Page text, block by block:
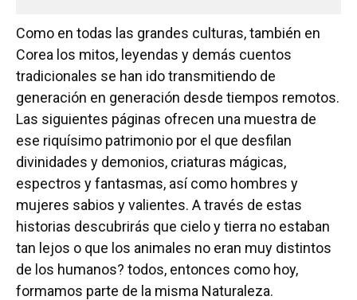
Como en todas las grandes culturas, también en
Corea los mitos, leyendas y demás cuentos
tradicionales se han ido transmitiendo de
generación en generación desde tiempos remotos.
Las siguientes páginas ofrecen una muestra de
ese riquísimo patrimonio por el que desfilan
divinidades y demonios, criaturas mágicas,
espectros y fantasmas, así como hombres y
mujeres sabios y valientes. A través de estas
historias descubrirás que cielo y tierra no estaban
tan lejos o que los animales no eran muy distintos
de los humanos? todos, entonces como hoy,
formamos parte de la misma Naturaleza.